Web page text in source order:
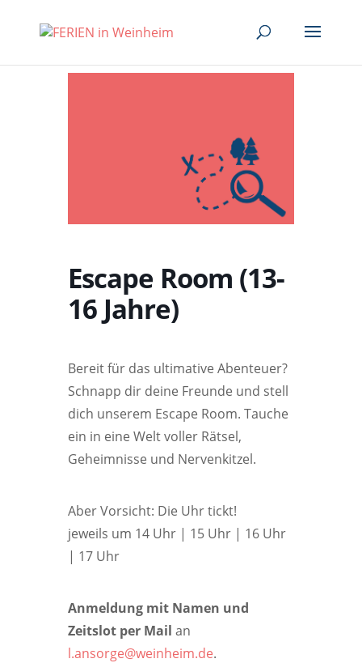
Escape Room (13-
16 Jahre)
Bereit für das ultimative Abenteuer?
Schnapp dir deine Freunde und stell
dich unserem Escape Room. Tauche
ein in eine Welt voller Rätsel,
Geheimnisse und Nervenkitzel.
Aber Vorsicht: Die Uhr tickt!
jeweils um 14 Uhr | 15 Uhr | 16 Uhr
| 17 Uhr
Anmeldung mit Namen und
Zeitslot per Mail an
l.ansorge@weinheim.de.